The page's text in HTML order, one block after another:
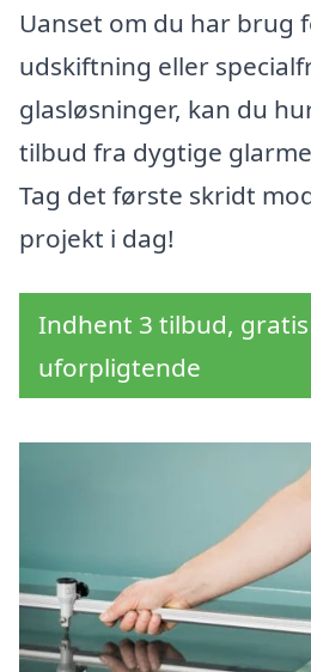
Uanset om du har brug
udskiftning eller
glasløsninger, kan du
tilbud fra dygtige
Tag det første skridt
projekt i dag!
Indhent 3 tilbud,
uforpligtende